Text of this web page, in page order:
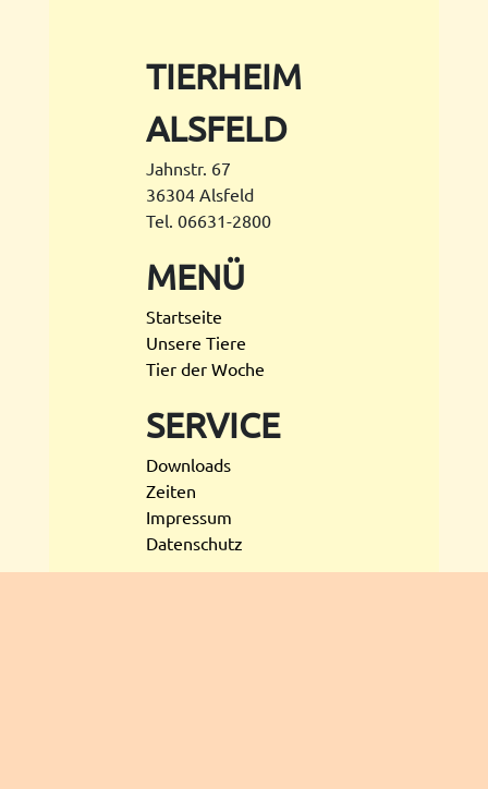
TIERHEIM
ALSFELD
Jahnstr. 67
36304 Alsfeld
Tel. 06631-2800
MENÜ
Startseite
Unsere Tiere
Tier der Woche
SERVICE
Downloads
Zeiten
Impressum
Datenschutz